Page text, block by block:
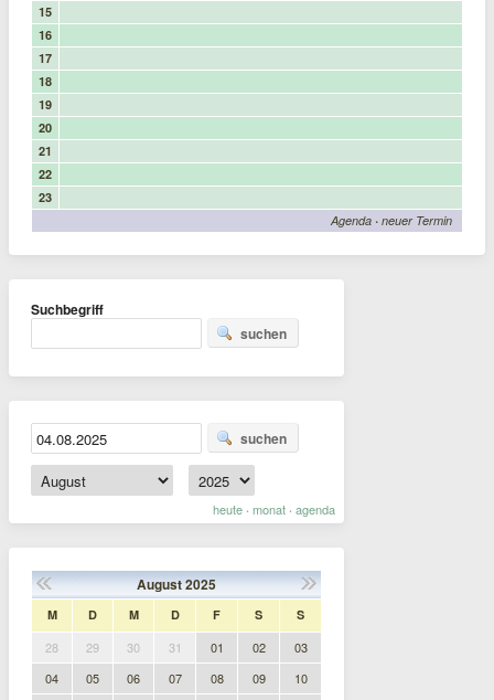
15
16
17
18
19
20
21
22
23
Agenda · neuer Termin
Suchbegriff
suchen
suchen
heute · monat · agenda
August2025
M D M D F S S
28 29 30 31 01 02
03
04
05 06 07 08 09 10